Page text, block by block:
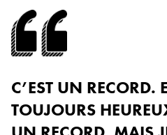
C’EST UN RECORD.
TOUJOURS